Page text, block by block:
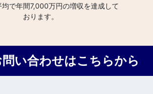
で年間7,000万円の増収を達成して
おります。
い合わせはこちらから